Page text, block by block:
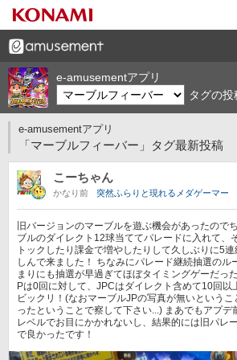
e-amusementアプリ
タグの投
e-amusementアプリ
「マーブルフィーバー」タグ最新投稿
こーちゃん
かなり前 突然ふらりと現れるメダゲーマー
旧バージョンのマーブルを遊ぶ機会があったので
ブルのダイレクト12球当ててパレードに入れて、
トックしたり課金で増やしたりして久しぶりに5
しんで来ました！ ちなみにパレード継続抽選のル
まりにも抽選が早過ぎてほぼタイミングゲーだっ
Pは0回に対して、JPCはダイレクト含めて10回以
ビックリ！(なおマーブルJPの写真が無いという
ったということで察して下さい...) まあでもアプデ
レベルでお目にかかれないし、結果的には旧パレ
で良かったです！